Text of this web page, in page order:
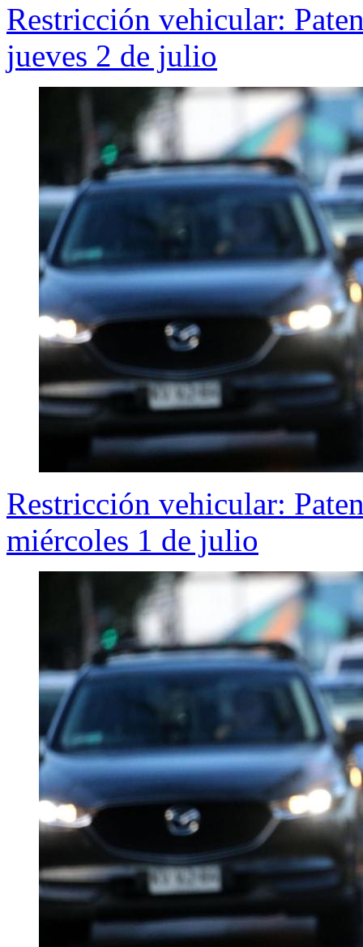
Restricción vehicular:
jueves 2 de julio
Restricción vehicular:
miércoles 1 de julio